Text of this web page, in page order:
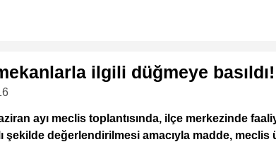
ilgili düğmeye
ayı meclis toplantısında, ilçe merkezinde
değerlendirilmesi amacıyla madde,